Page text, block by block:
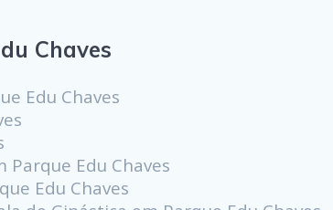
Chaves
Edu Chaves
Parque Edu Chaves
Edu Chaves